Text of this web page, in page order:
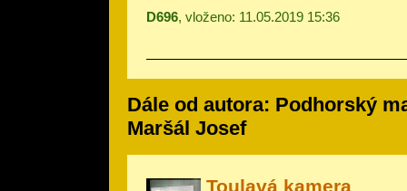
D696, vloženo: 11.05.2019 15:36
Dále od autora: Podhorský
Maršál Josef
Toulavá kamera